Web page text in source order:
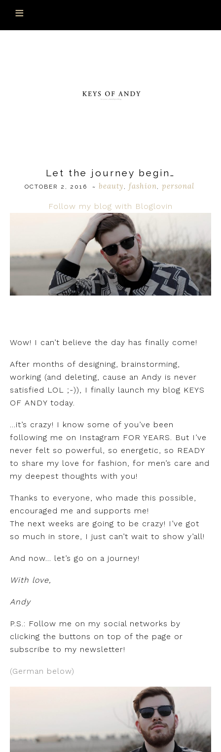
Let the journey begin…
OCTOBER 2, 2016 ~ beauty , fashion, personal
Follow my blog with Bloglovin
Wow! I can’t believe the day has finally come!
After months of designing, brainstorming,
working (and deleting, cause an Andy is never
satisfied LOL ;-)), I finally launch my blog KEYS
OF ANDY today.
…it’s crazy! I know some of you’ve been
following me on Instagram FOR YEARS. But I’ve
never felt so powerful, so energetic, so READY
to share my love for fashion, for men’s care and
my deepest thoughts with you!
Thanks to everyone, who made this possible,
encouraged me and supports me!
The next weeks are going to be crazy! I’ve got
so much in store, I just can’t wait to show y’all!
And now… let’s go on a journey!
With love,
Andy
P.S.: Follow me on my social networks by
clicking the buttons on top of the page or
subscribe to my newsletter!
(German below)